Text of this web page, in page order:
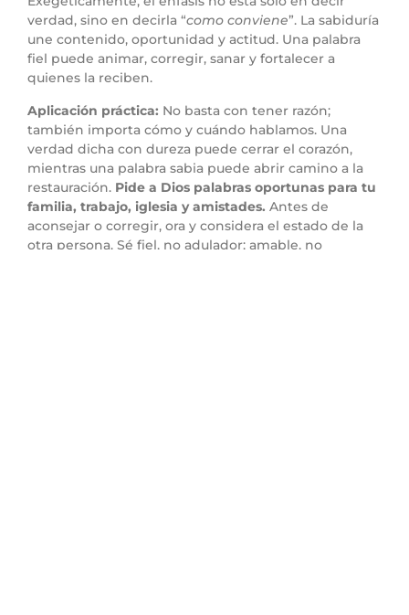
verdad, sino en decirla “como conviene”. La sabiduría
une contenido, oportunidad y actitud. Una palabra
fiel puede animar, corregir, sanar y fortalecer a
quienes la reciben.
Aplicación práctica: No basta con tener razón;
también importa cómo y cuándo hablamos. Una
verdad dicha con dureza puede cerrar el corazón,
mientras una palabra sabia puede abrir camino a la
restauración. Pide a Dios palabras oportunas para tu
familia, trabajo, iglesia y amistades. Antes de
aconsejar o corregir, ora y considera el estado de la
otra persona. Sé fiel, no adulador; amable, no